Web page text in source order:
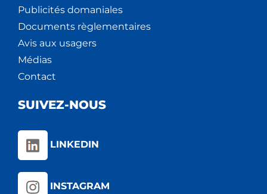
Publicités domaniales
Documents règlementaires
Avis aux usagers
Médias
Contact
SUIVEZ-NOUS
LINKEDIN
INSTAGRAM